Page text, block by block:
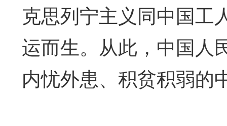
克思列宁主义同中国工
运而生。从此，中国人
内忧外患、积贫积弱的